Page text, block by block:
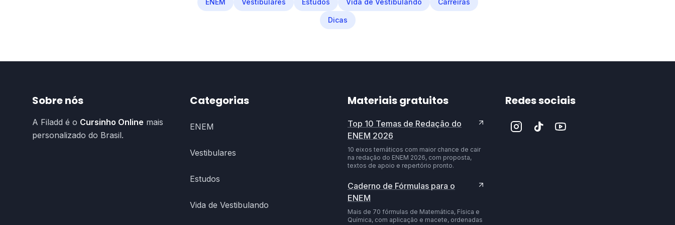
ENEM Vestibulares Estudos Vida de Vestibulando Carreiras
Dicas
Sobre nós
A Filadd é o Cursinho Online mais
personalizado do Brasil.
Categorias
ENEM
Vestibulares
Estudos
Vida de Vestibulando
Materiais gratuitos
Top 10 Temas de Redação do
ENEM 2026
10 eixos temáticos com maior chance de cair
na redação do ENEM 2026, com proposta,
textos de apoio e repertório pronto.
Caderno de Fórmulas para o
ENEM
Mais de 70 fórmulas de Matemática, Física e
Química, com aplicação e macete, ordenadas
Redes sociais